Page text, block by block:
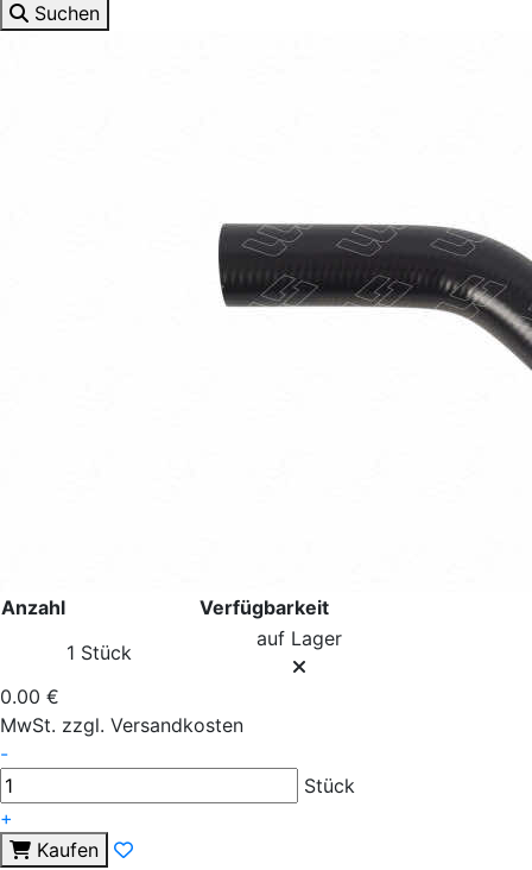
Suchen
Anzahl
Verfügbarkeit
1 Stück
auf Lager
0.00 €
MwSt. zzgl. Versandkosten
-
Stück
+
Kaufen